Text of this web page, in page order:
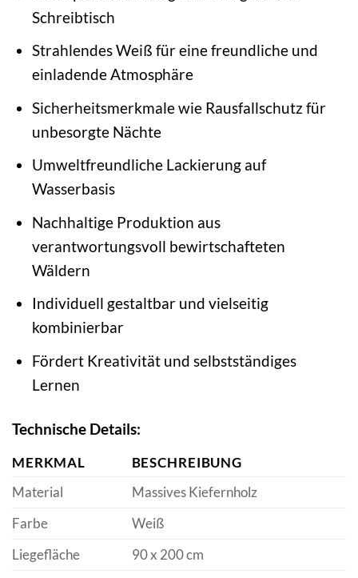
Schreibtisch
Strahlendes Weiß für eine freundliche und
einladende Atmosphäre
Sicherheitsmerkmale wie Rausfallschutz für
unbesorgte Nächte
Umweltfreundliche Lackierung auf
Wasserbasis
Nachhaltige Produktion aus
verantwortungsvoll bewirtschafteten
Wäldern
Individuell gestaltbar und vielseitig
kombinierbar
Fördert Kreativität und selbstständiges
Lernen
Technische Details:
MERKMAL
BESCHREIBUNG
Material
Massives Kiefernholz
Farbe
Weiß
Liegefläche
90 x 200 cm